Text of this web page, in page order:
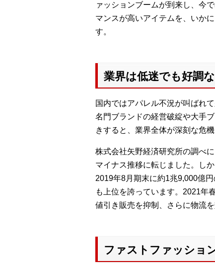
ァッションブームが到来し、今
マンスが高いアイテムを、いか
す。
業界は低迷でも好調
国内ではアパレル不況が叫ばれ
名門ブランドの経営破綻や大手
きすると、業界全体が深刻な危
株式会社矢野経済研究所の調べ
マイナス推移に転じました。し
2019年8月期末に約1兆9,000億
も上位を誇っています。2021年
値引き販売を抑制、さらに物流
ファストファッショ